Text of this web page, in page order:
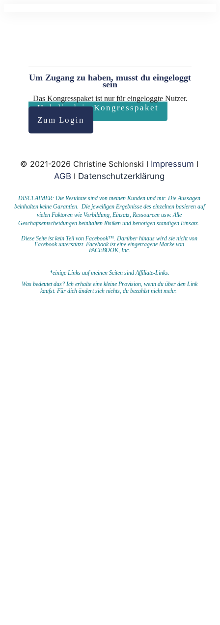
Um Zugang zu haben, musst du eingeloggt
sein
Das Kongresspaket ist nur für eingeloggte Nutzer.
Hol dir dein Kongresspaket
Zum Login
© 2021-2026 Christine Schlonski I Impressum I
AGB I Datenschutzerklärung
DISCLAIMER: Die Resultate sind von meinen Kunden und mir. Die Aussagen
beinhalten keine Garantien. Die jeweiligen Ergebnisse des einzelnen basieren auf
vielen Faktoren wie Vorbildung, Einsatz, Ressourcen usw.Alle
Geschäftsentscheidungen beinhalten Risiken und benötigen ständigen Einsatz.
Diese Seite ist kein Teil von Facebook™. Darüber hinaus wird sie nicht von
Facebook unterstützt. Facebook ist eine eingetragene Marke von
FACEBOOK, Inc.
*einige Links auf meinen Seiten sind Affiliate-Links.
Was bedeutet das? Ich erhalte eine kleine Provision, wenn du über den Link
kaufst. Für dich ändert sich nichts, du bezahlst nicht mehr.